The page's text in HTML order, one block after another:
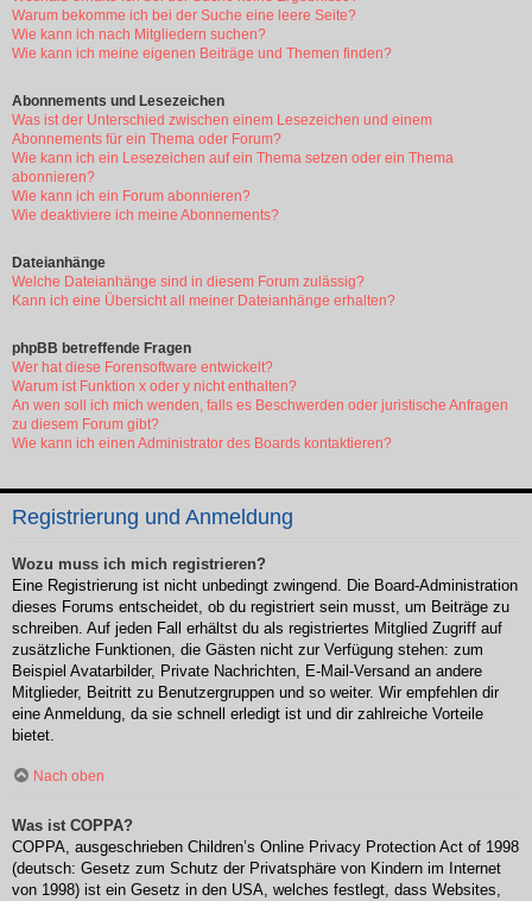
Warum bekomme ich bei der Suche eine leere Seite?
Wie kann ich nach Mitgliedern suchen?
Wie kann ich meine eigenen Beiträge und Themen finden?
Abonnements und Lesezeichen
Was ist der Unterschied zwischen einem Lesezeichen und einem
Abonnements für ein Thema oder Forum?
Wie kann ich ein Lesezeichen auf ein Thema setzen oder ein Thema
abonnieren?
Wie kann ich ein Forum abonnieren?
Wie deaktiviere ich meine Abonnements?
Dateianhänge
Welche Dateianhänge sind in diesem Forum zulässig?
Kann ich eine Übersicht all meiner Dateianhänge erhalten?
phpBB betreffende Fragen
Wer hat diese Forensoftware entwickelt?
Warum ist Funktion x oder y nicht enthalten?
An wen soll ich mich wenden, falls es Beschwerden oder juristische Anfragen
zu diesem Forum gibt?
Wie kann ich einen Administrator des Boards kontaktieren?
Registrierung und Anmeldung
Wozu muss ich mich registrieren?
Eine Registrierung ist nicht unbedingt zwingend. Die Board-Administration
dieses Forums entscheidet, ob du registriert sein musst, um Beiträge zu
schreiben. Auf jeden Fall erhältst du als registriertes Mitglied Zugriff auf
zusätzliche Funktionen, die Gästen nicht zur Verfügung stehen: zum
Beispiel Avatarbilder, Private Nachrichten, E-Mail-Versand an andere
Mitglieder, Beitritt zu Benutzergruppen und so weiter. Wir empfehlen dir
eine Anmeldung, da sie schnell erledigt ist und dir zahlreiche Vorteile
bietet.
Nach oben
Was ist COPPA?
COPPA, ausgeschrieben Children’s Online Privacy Protection Act of 1998
(deutsch: Gesetz zum Schutz der Privatsphäre von Kindern im Internet
von 1998) ist ein Gesetz in den USA, welches festlegt, dass Websites,